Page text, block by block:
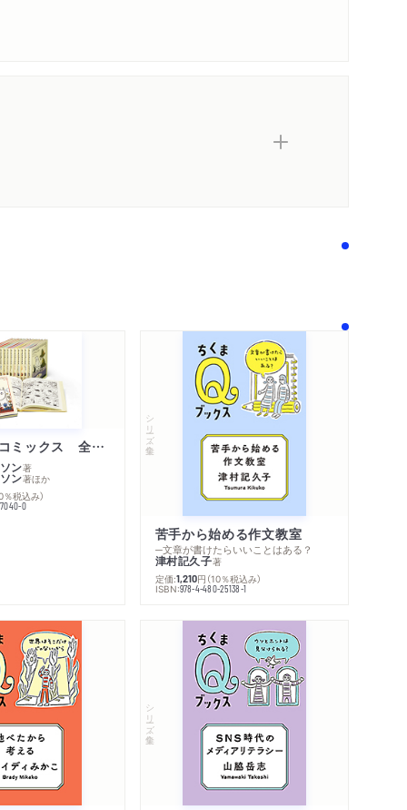
ムーミン・コミックス 全１４巻セット
ン著
ン著ほか
％税込み）
0
シリーズ・全集
苦手から始める作文教室
─文章が書けたらいいことはある？
津村記久子著
定価:1,210円 （10％税込み）
ISBN:978-4-480-25138-1
シリーズ・全集